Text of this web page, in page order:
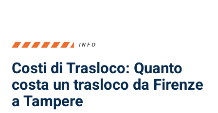
INFO
Costi di Trasloco: Quanto
costa un trasloco da Firenze
a Tampere